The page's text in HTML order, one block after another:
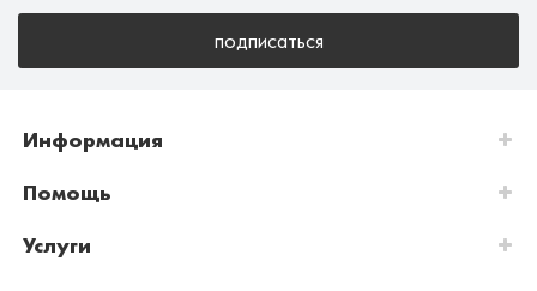
подписаться
Информация
Помощь
Услуги